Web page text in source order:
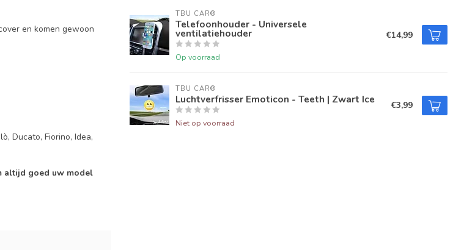
en komen gewoon
Ducato, Fiorino, Idea,
altijd goed uw model
TBU CAR®
Telefoonhouder - Universele
ventilatiehouder
Op voorraad
€14,99
TBU CAR®
Luchtverfrisser Emoticon - Teeth | Zwart Ice
Niet op voorraad
€3,99